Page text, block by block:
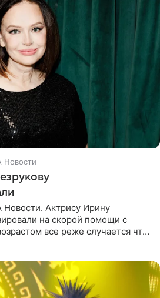
Актрису Ирину
на скорой помощи с
все реже случается что-